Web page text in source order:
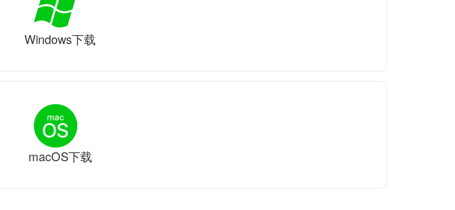
Windows下载
macOS下载